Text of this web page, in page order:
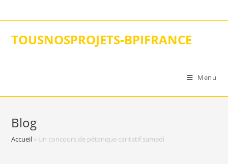
to
TOUSNOSPROJETS-BPIFRANCE
Menu
Blog
Accueil » Un concours de pétanque caritatif samedi